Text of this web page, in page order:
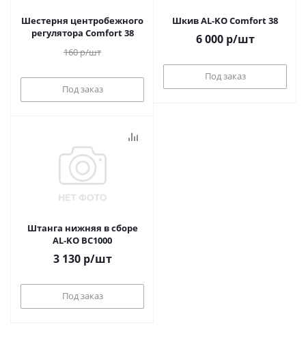
Шестерня центробежного
регулятора Comfort 38
160р/шт
Под заказ
Шкив AL-KO Comfort 38
6 000р/шт
Под заказ
Штанга нижняя в сборе
AL-KO BC1000
3 130р/шт
Под заказ